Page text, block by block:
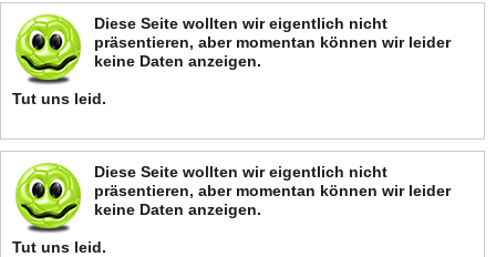
Diese Seite wollten wir eigentlich nicht
präsentieren, aber momentan können wir leider
keine Daten anzeigen.
Tut uns leid.
Diese Seite wollten wir eigentlich nicht
präsentieren, aber momentan können wir leider
keine Daten anzeigen.
Tut uns leid.